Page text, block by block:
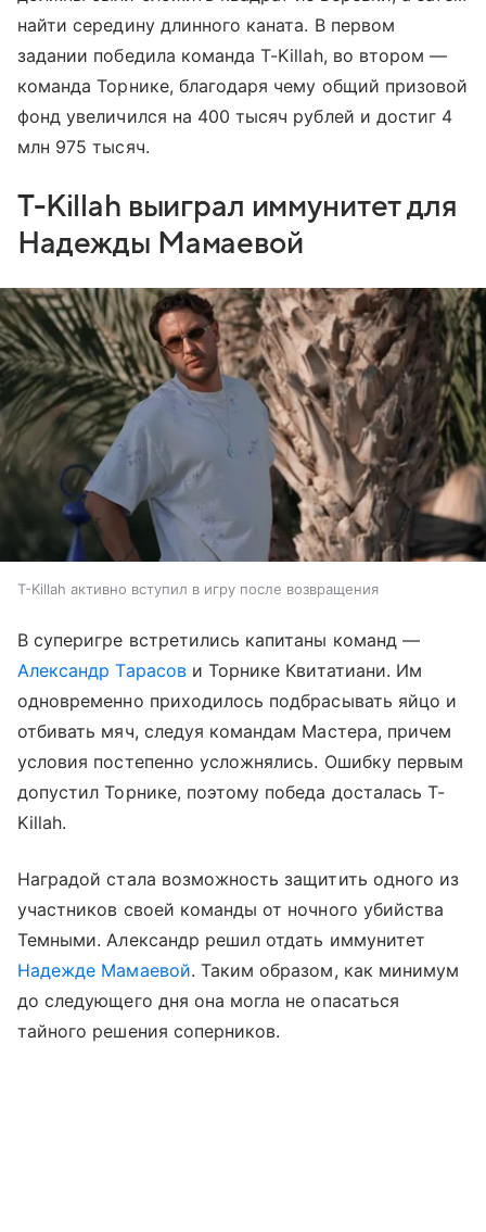
найти середину длинного каната. В первом
задании победила команда T-Killah, во втором —
команда Торнике, благодаря чему общий призовой
фонд увеличился на 400 тысяч рублей и достиг 4
млн 975 тысяч.
T-Killah выиграл иммунитет для
Надежды Мамаевой
T-Killah активно вступил в игру после возвращения
В суперигре встретились капитаны команд —
Александр Тарасови Торнике Квитатиани. Им
одновременно приходилось подбрасывать яйцо и
отбивать мяч, следуя командам Мастера, причем
условия постепенно усложнялись. Ошибку первым
допустил Торнике, поэтому победа досталась T-
Killah.
Наградой стала возможность защитить одного из
участников своей команды от ночного убийства
Темными. Александр решил отдать иммунитет
Надежде Мамаевой. Таким образом, как минимум
до следующего дня она могла не опасаться
тайного решения соперников.